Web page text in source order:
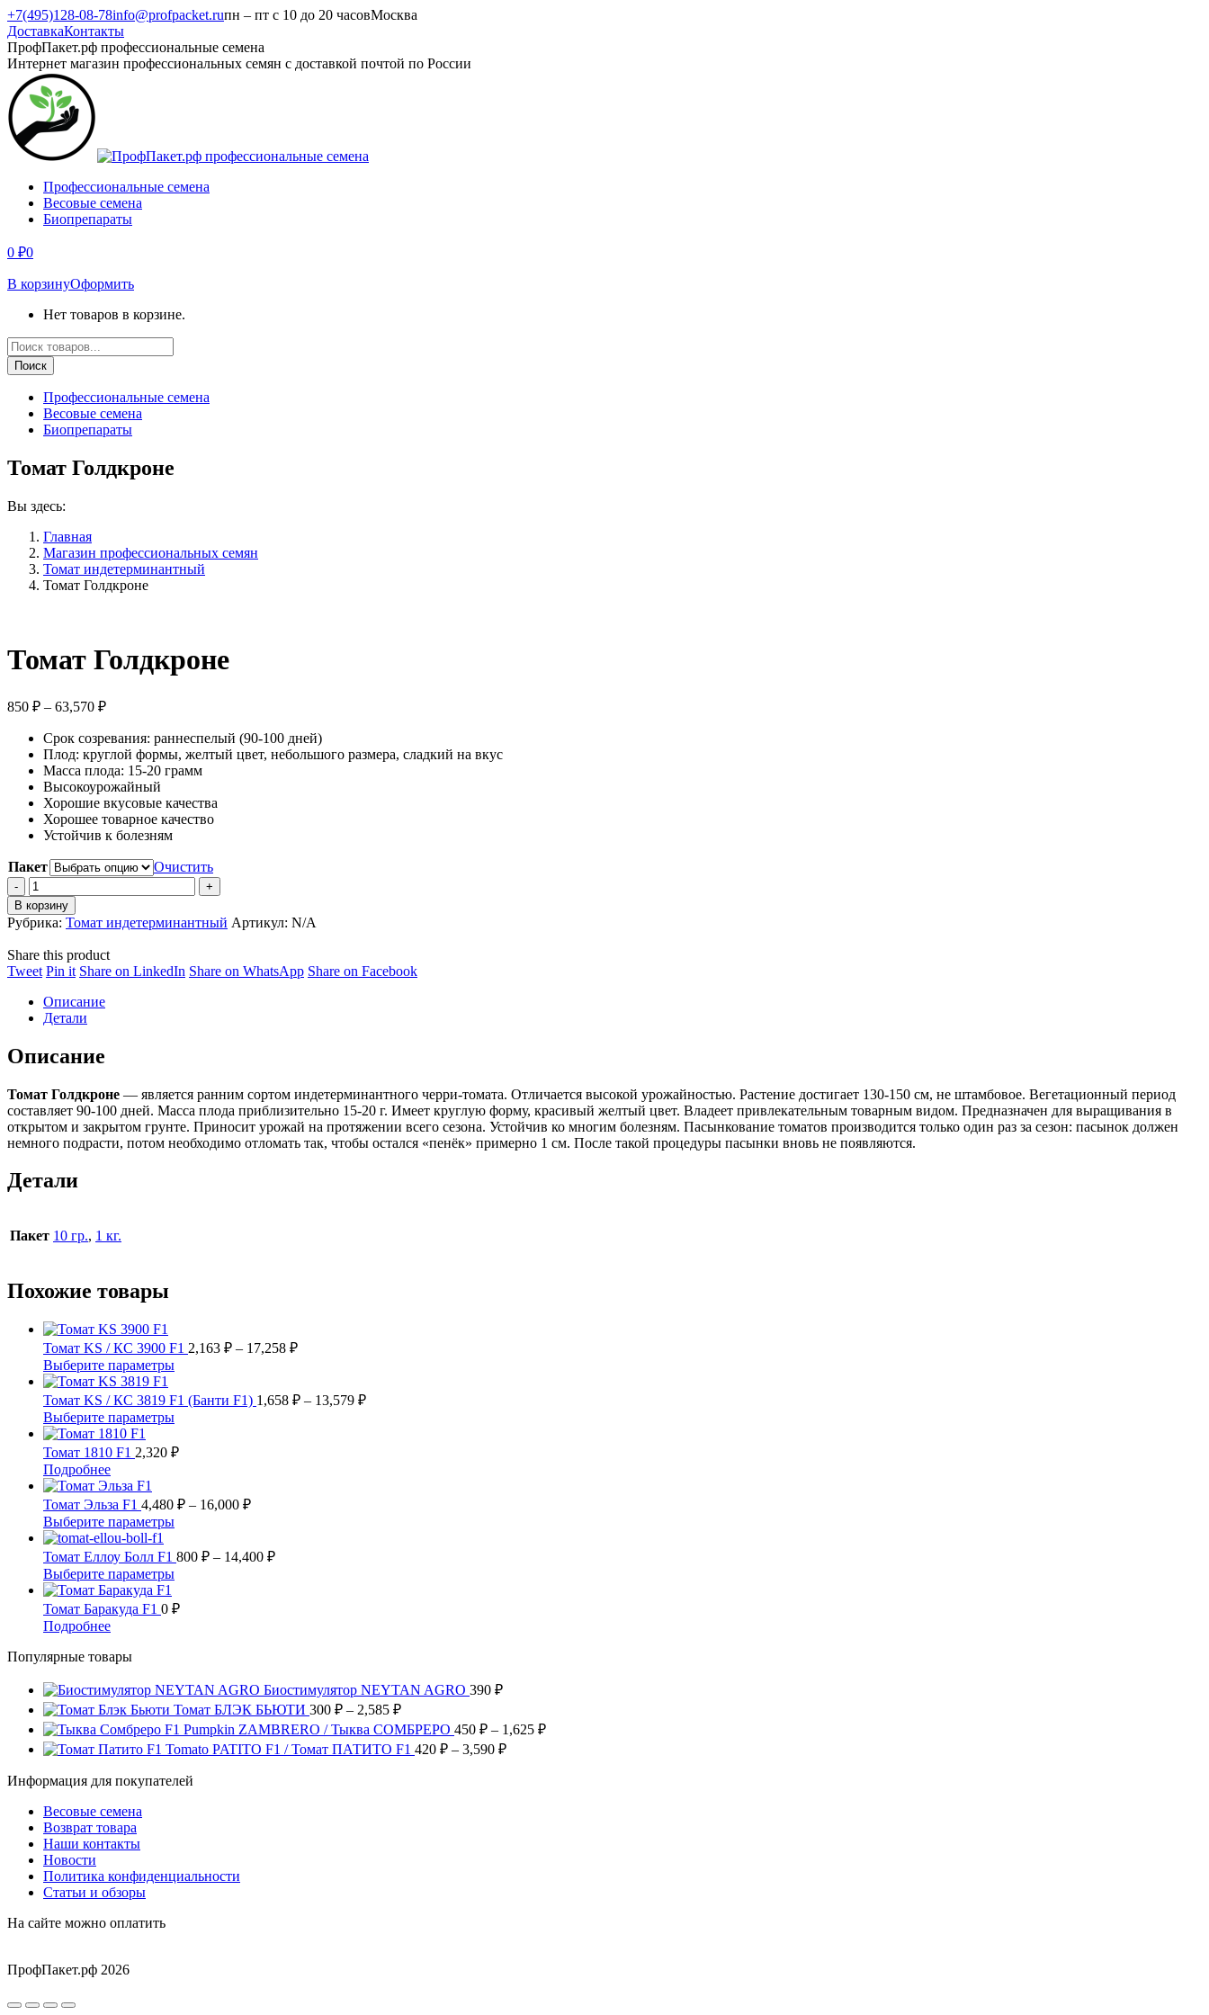
Перейти
к
содержанию
+7(495)128-08-78info@profpacket.ruпн – пт с 10 до 20 часовМосква
ДоставкаКонтакты
Facebook
page
opens
in
new
window
Одноклассники
page
opens
in
new
window
Instagram
page
opens
in
new
window
Вконтакте
page
opens
in
new
window
Viber
page
opens
in
new
window
Whatsapp
page
opens
in
new
window
ПрофПакет.рф профессиональные семена
Интернет магазин профессиональных семян с доставкой почтой по России
Профессиональные семена
Весовые семена
Биопрепараты
0 ₽0
В корзинуОформить
Нет товаров в корзине.
Поиск
товаров
Поиск
Профессиональные семена
Весовые семена
Биопрепараты
Томат Голдкроне
Вы здесь:
Главная
Магазин профессиональных семян
Томат индетерминантный
Томат Голдкроне
Томат Голдкроне
850 ₽ – 63,570 ₽Диапазон
850 ₽
–
63,570 ₽
Срок созревания: раннеспелый (90-100 дней)
Плод: круглой формы, желтый цвет, небольшого размера, сладкий на вкус
Масса плода: 15-20 грамм
Высокоурожайный
Хорошие вкусовые качества
Хорошее товарное качество
Устойчив к болезням
Пакет
Очистить
Томат
Голдкроне
quantity
В корзину
Рубрика: Томат индетерминантный Артикул: N/A
Share this product
TweetShare
Twitter
Pin itShare
Pinterest
Share on LinkedIn Share
Share on WhatsAppShare
Share on FacebookShare
Описание
Детали
Описание
Томат Голдкроне — является ранним сортом индетерминантного черри-томата. Отличается высокой урожайностью. Растение достигает 130-150 см, не штамбовое. Вегетационный период
составляет 90-100 дней. Масса плода приблизительно 15-20 г. Имеет круглую форму, красивый желтый цвет. Владеет привлекательным товарным видом. Предназначен для выращивания в
открытом и закрытом грунте. Приносит урожай на протяжении всего сезона. Устойчив ко многим болезням. Пасынкование томатов производится только один раз за сезон: пасынок должен
немного подрасти, потом необходимо отломать так, чтобы остался «пенёк» примерно 1 см. После такой процедуры пасынки вновь не появляются.
Детали
Пакет 10 гр., 1 кг.
Похожие товары
Томат KS / КС 3900 F1 2,163 ₽ – 17,258 ₽Диапазон
–
Выберите параметрыЭтот
имеет
несколько
вариаций.
Опции
можно
странице
товара.
Томат KS / КС 3819 F1 (Банти F1) 1,658 ₽ – 13,579 ₽Диапазон
Выберите параметрыЭтот
имеет
Опции
можно
выбрать
странице
товара.
Томат 1810 F1 2,320 ₽
ПодробнееЭтот
товар
имеет
несколько
вариаций.
Опции
можно
выбрать
на
странице
товара.
Томат Эльза F1 4,480 ₽ – 16,000 ₽Диапазон
–
Выберите параметрыЭтот
имеет
несколько
вариаций.
Опции
можно
товара.
Томат Еллоу Болл F1 800 ₽ – 14,400 ₽Диапазон
Выберите параметрыЭтот
имеет
выбрать
на
странице
товара.
Томат Баракуда F1 0 ₽
ПодробнееЭтот
имеет
вариаций.
Опции
можно
выбрать
на
товара.
Популярные товары
Биостимулятор NEYTAN AGRO 390 ₽
Томат БЛЭК БЬЮТИ 300 ₽ – 2,585 ₽Диапазон
цен:
300 ₽
–
Pumpkin ZAMBRERO / Тыква СОМБРЕРО 450 ₽ – 1,625 ₽Диапазон
Tomato PATITO F1 / Томат ПАТИТО F1 420 ₽ – 3,590 ₽Диапазон
Информация для покупателей
Весовые семена
Возврат товара
Наши контакты
Новости
Политика конфиденциальности
Статьи и обзоры
На сайте можно оплатить
ПрофПакет.рф 2026
Вверх